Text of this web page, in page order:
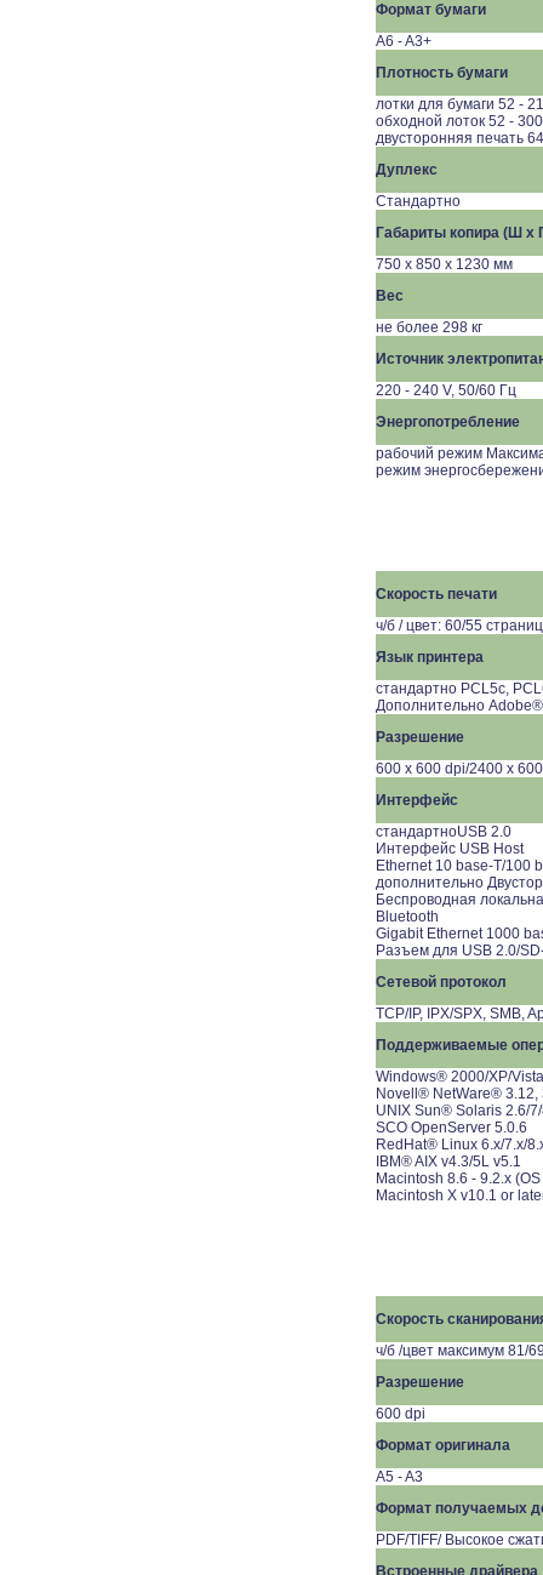
Формат бумаги
A6 - A3+
Плотность бумаги
лотки для бумаги 52 -
обходной лоток 52 - 300
двусторонняя печать
Дуплекс
Стандартно
Габариты копира (Ш x
750 x 850 x 1230 мм
Вес
не более 298 кг
Источник
220 - 240 V, 50/60 Гц
Энергопотребление
рабочий режим
режим
Скорость печати
ч/б / цвет: 60/55
Язык принтера
стандартно PCL5c,
Дополнительно
Разрешение
600 x 600 dpi/2400 x
Интерфейс
стандартноUSB 2.0
Интерфейс USB Host
Ethernet 10 base-T/100
дополнительно
Беспроводная
Bluetooth
Gigabit Ethernet 1000
Разъем для USB 2.0/
Сетевой протокол
TCP/IP, IPX/SPX, SMB,
Поддерживаемые
Windows® 2000/XP/
Novell® NetWare® 3.12,
UNIX Sun® Solaris 2.6/
SCO OpenServer 5.0.6
RedHat® Linux 6.x/7.x/
IBM® AIX v4.3/5L v5.1
Macintosh 8.6 - 9.2.x
Macintosh X v10.1 or
Скорость
ч/б /цвет максимум 81/
Разрешение
600 dpi
Формат оригинала
A5 - A3
Формат получаемых
PDF/TIFF/ Высокое
Встроенные драйвера